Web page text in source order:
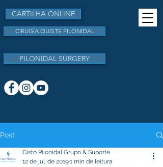
CARTILHA ONLINE
CIRUGÍA QUISTE PILONIDAL
PILONIDAL SURGERY
Post
Cisto Pilonidal Grupo & Suporte
12 de jul. de 20191 min de leitura